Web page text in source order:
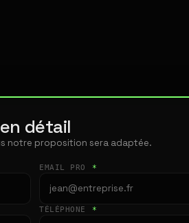
détail
notre proposition sera adaptée.
EMAIL PRO *
TÉLÉPHONE *